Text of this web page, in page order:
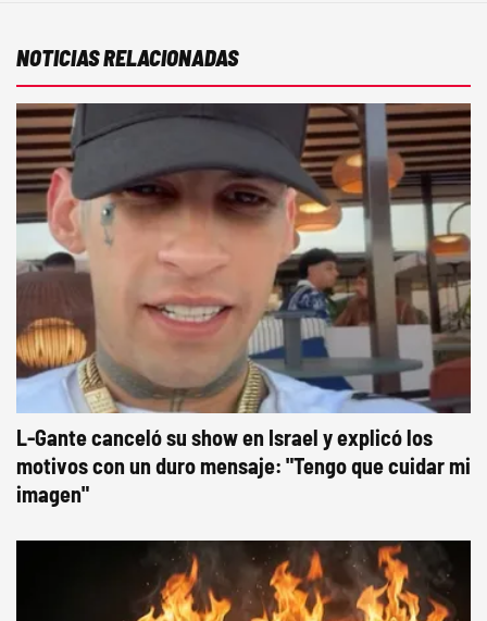
NOTICIAS RELACIONADAS
L-Gante canceló su show en Israel y explicó los
motivos con un duro mensaje: "Tengo que cuidar mi
imagen"